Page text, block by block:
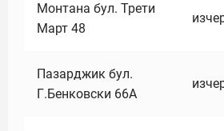
Монтана бул. Трети
Март 48
Пазарджик бул.
Г.Бенковски 66А